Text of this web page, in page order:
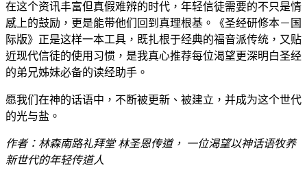
在这个资讯丰富但真假难辨的时代，年轻信徒需要的不只是情
感上的鼓励，更是能带他们回到真理根基。《圣经研修本－国
际版》正是这样一本工具，既扎根于经典的福音派传统，又贴
近现代信徒的使用习惯，是我真心推荐每位渴望更深明白圣经
的弟兄姊妹必备的读经助手。
愿我们在神的话语中，不断被更新、被建立，并成为这个世代
的光与盐。
作者：林森南路礼拜堂 林圣恩传道， 一位渴望以神话语牧养
新世代的年轻传道人